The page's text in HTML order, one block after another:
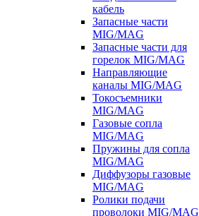
кабель
Запасные части
MIG/MAG
Запасные части для
горелок MIG/MAG
Направляющие
каналы MIG/MAG
Токосъемники
MIG/MAG
Газовые сопла
MIG/MAG
Пружины для сопла
MIG/MAG
Диффузоры газовые
MIG/MAG
Ролики подачи
проволоки MIG/MAG